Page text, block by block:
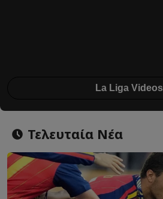
La Liga Videos
Τελευταία Νέα